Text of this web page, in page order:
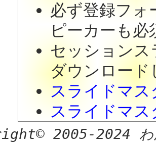
必ず登録フォ
ピーカーも必
セッションス
ダウンロード
スライドマ
スライドマ
2005-2024